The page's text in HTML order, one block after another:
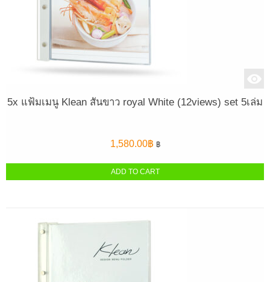
5x แฟ้มเมนู Klean สันขาว royal White (12views) set 5เล่ม
1,580.00฿ ฿
ADD TO CART